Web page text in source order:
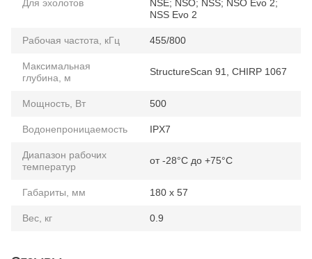
Для эхолотов
NSE; NSO; NSS; NSO Evo 2;
NSS Evo 2
Рабочая частота, кГц 455/800
Максимальная
глубина, м
StructureScan 91, CHIRP 1067
Мощность, Вт 500
Водонепроницаемость IPX7
Диапазон рабочих
температур
от -28°C до +75°C
Габариты, мм 180 х 57
Вес, кг 0.9